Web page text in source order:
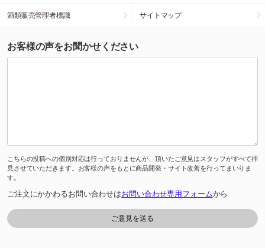
酒類販売管理者標識 サイトマップ
お客様の声をお聞かせください
こちらの投稿への個別対応は行っておりませんが、頂いたご意見はスタッフがすべて拝
見させていただきます。お客様の声をもとに商品開発・サイト改善を行ってまいりま
す。
ご注文にかかわるお問い合わせはお問い合わせ専用フォームから